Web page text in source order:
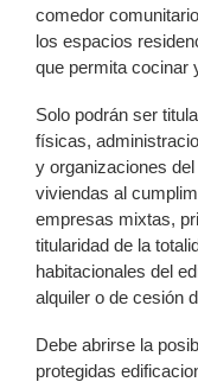
comedor
los espacios
que permita cocinar
Solo podrán ser
físicas,
y organizaciones
viviendas al
empresas mixtas,
titularidad de la
habitacionales del
alquiler o de cesión
Debe abrirse la
protegidas